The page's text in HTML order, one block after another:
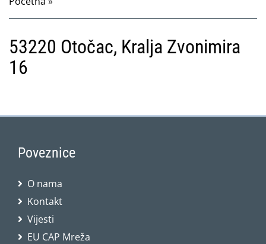
53220 Otočac, Kralja Zvonimira
16
Poveznice
O nama
Kontakt
Vijesti
EU CAP Mreža